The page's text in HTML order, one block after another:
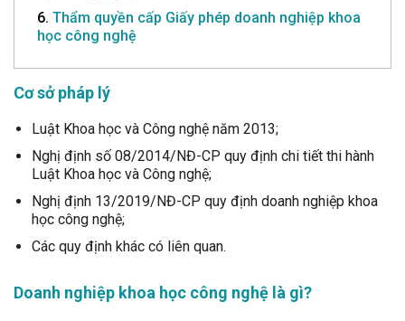
6. Thẩm quyền cấp Giấy phép doanh nghiệp khoa
học công nghệ
Cơ sở pháp lý
Luật Khoa học và Công nghệ năm 2013;
Nghị định số 08/2014/NĐ-CP quy định chi tiết thi hành
Luật Khoa học và Công nghệ;
Nghị định 13/2019/NĐ-CP quy định doanh nghiệp khoa
học công nghệ;
Các quy định khác có liên quan.
Doanh nghiệp khoa học công nghệ là gì?